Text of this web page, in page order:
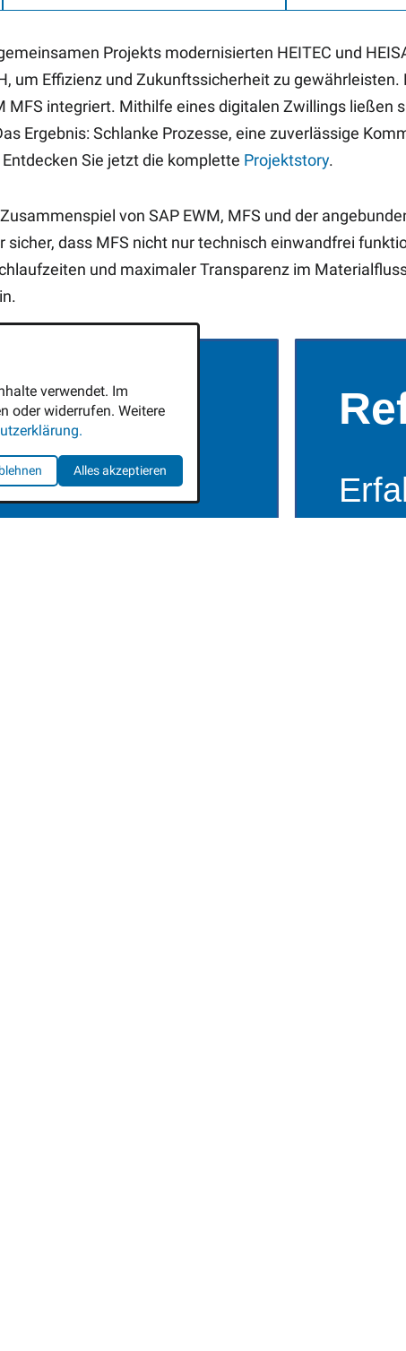
Projekts modernisierten HEITEC und
um Effizienz und Zukunftssicherheit zu
MFS integriert. Mithilfe eines digitalen Zwillings
Ergebnis: Schlanke Prozesse, eine zuverlässige
Sie jetzt die komplette Projektstory.
von SAP EWM, MFS und der
dass MFS nicht nur technisch einwandfrei
und maximaler Transparenz im
verwendet. Im
oder widerrufen. Weitere
Alles akzeptieren